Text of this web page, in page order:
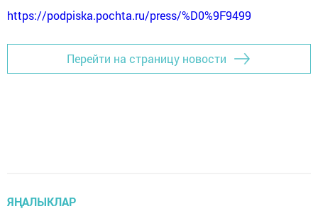
https://podpiska.pochta.ru/press/%D0%9F9499
Перейти на страницу новости
ЯҢАЛЫКЛАР